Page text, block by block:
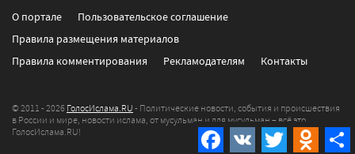
Facebook
VK Twitter
О портале
Пользовательское соглашение
Правила размещения материалов
Правила комментирования
Рекламодателям Контакты
© 2011 - 2026 ГолосИслама.RU - Политические новости, события и происшествия
в России и мире, новости ислама, от мусульман и для мусульман – всё это
ГолосИслама.RU!